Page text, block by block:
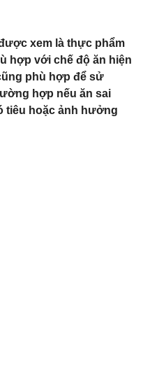
xem là thực phẩm
hợp với chế độ ăn hiện
phù hợp để sử
hợp nếu ăn sai
tiêu hoặc ảnh hưởng